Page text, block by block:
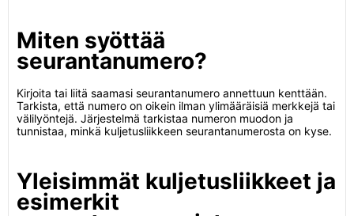
Miten syöttää
seurantanumero?
Kirjoita tai liitä saamasi seurantanumero annettuun kenttään.
Tarkista, että numero on oikein ilman ylimääräisiä merkkejä tai
välilyöntejä. Järjestelmä tarkistaa numeron muodon ja
tunnistaa, minkä kuljetusliikkeen seurantanumerosta on kyse.
Yleisimmät kuljetusliikkeet ja
esimerkit